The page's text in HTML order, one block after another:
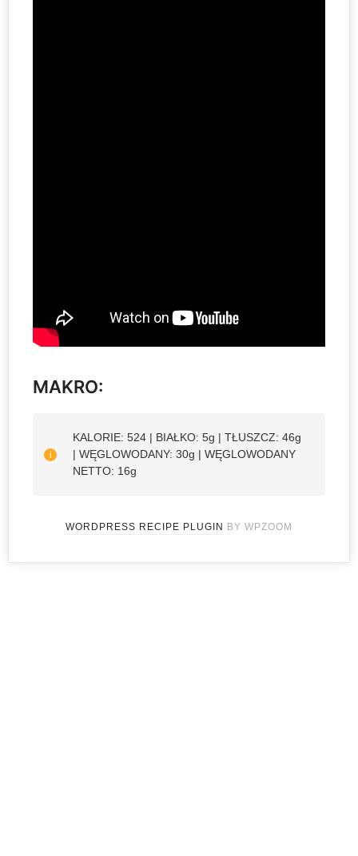
MAKRO:
KALORIE: 524 | BIAŁKO: 5g | TŁUSZCZ: 46g
| WĘGLOWODANY: 30g | WĘGLOWODANY
NETTO: 16g
WORDPRESS RECIPE PLUGIN BY WPZOOM